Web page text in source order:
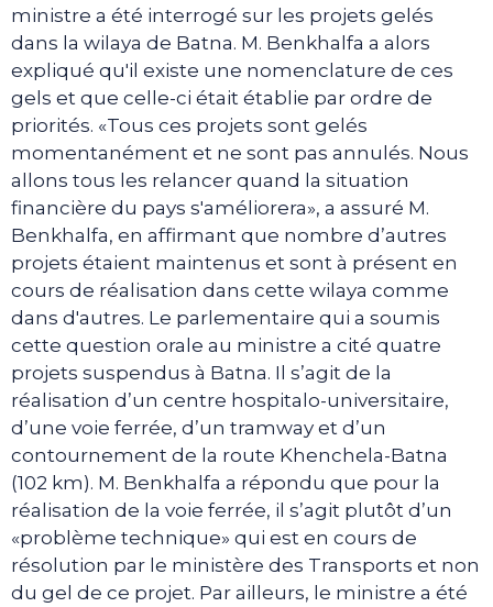
ministre a été interrogé sur les projets gelés
dans la wilaya de Batna. M. Benkhalfa a alors
expliqué qu'il existe une nomenclature de ces
gels et que celle-ci était établie par ordre de
priorités. «Tous ces projets sont gelés
momentanément et ne sont pas annulés. Nous
allons tous les relancer quand la situation
financière du pays s'améliorera», a assuré M.
Benkhalfa, en affirmant que nombre d’autres
projets étaient maintenus et sont à présent en
cours de réalisation dans cette wilaya comme
dans d'autres. Le parlementaire qui a soumis
cette question orale au ministre a cité quatre
projets suspendus à Batna. Il s’agit de la
réalisation d’un centre hospitalo-universitaire,
d’une voie ferrée, d’un tramway et d’un
contournement de la route Khenchela-Batna
(102 km). M. Benkhalfa a répondu que pour la
réalisation de la voie ferrée, il s’agit plutôt d’un
«problème technique» qui est en cours de
résolution par le ministère des Transports et non
du gel de ce projet. Par ailleurs, le ministre a été